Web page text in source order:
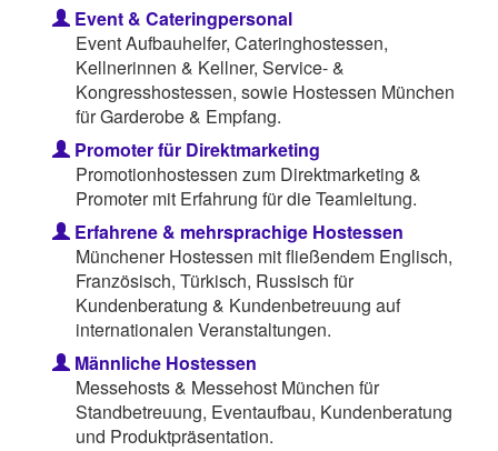
Event & Cateringpersonal
Event Aufbauhelfer, Cateringhostessen,
Kellnerinnen & Kellner, Service- &
Kongresshostessen, sowie Hostessen München
für Garderobe & Empfang.
Promoter für Direktmarketing
Promotionhostessen zum Direktmarketing &
Promoter mit Erfahrung für die Teamleitung.
Erfahrene & mehrsprachige Hostessen
Münchener Hostessen mit fließendem Englisch,
Französisch, Türkisch, Russisch für
Kundenberatung & Kundenbetreuung auf
internationalen Veranstaltungen.
Männliche Hostessen
Messehosts & Messehost München für
Standbetreuung, Eventaufbau, Kundenberatung
und Produktpräsentation.